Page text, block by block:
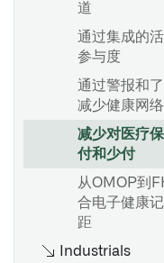
第四阶段：角
治理流程
道
通过集成的
参与度
通过警报和
减少健康网
减少对医疗
付和少付
从OMOP到
合电子健康
距
Industrials